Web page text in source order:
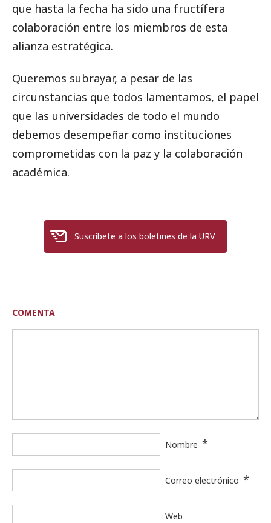
que hasta la fecha ha sido una fructífera
colaboración entre los miembros de esta
alianza estratégica.
Queremos subrayar, a pesar de las
circunstancias que todos lamentamos, el papel
que las universidades de todo el mundo
debemos desempeñar como instituciones
comprometidas con la paz y la colaboración
académica.
Suscríbete a los boletines de la URV
COMENTA
Nombre *
Correo electrónico *
Web